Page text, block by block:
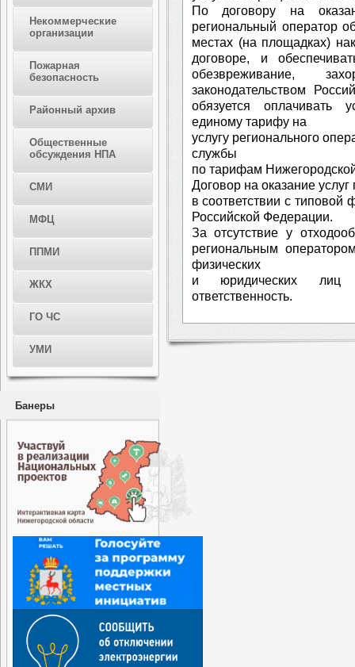
Некоммерческие
организации
Пожарная
безопасность
Районный архив
Общественные
обсуждения НПА
СМИ
МФЦ
ППМИ
ЖКХ
ГО ЧС
УМИ
Банеры
По договору на
региональный оператор
местах (на площадках)
договоре, и
обезвреживание,
законодательством
обязуется оплачивать
единому тарифу на
услугу регионального
службы
по тарифам
Договор на оказание
в соответствии с
Российской Федерации.
За отсутствие у
региональным
физических
и юридических лиц
ответственность.